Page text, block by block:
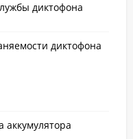
диктофона
диктофона
аккумулятора